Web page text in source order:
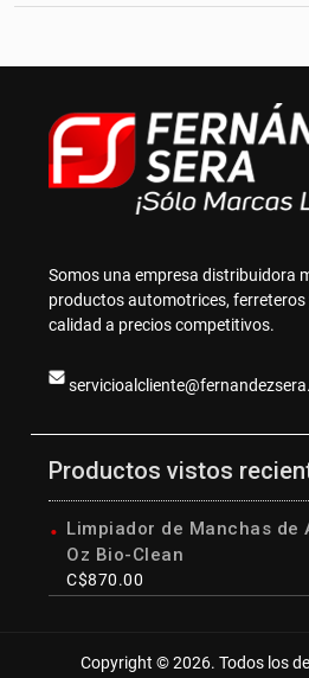
Somos una empresa distribuidora
productos automotrices, ferreteros
calidad a precios competitivos.
Productos vistos
Limpiador de Manchas de
Oz Bio-Clean
C$870.00
Copyright © 2026. Todos los